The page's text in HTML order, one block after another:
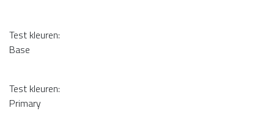
Test kleuren:
Base
Test kleuren:
Primary